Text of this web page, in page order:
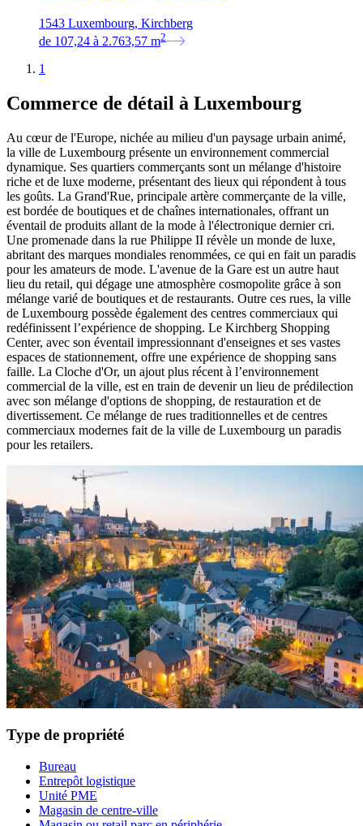
1543 Luxembourg, Kirchberg
de 107,24 à 2.763,57 m2
1
Commerce de détail à Luxembourg
Au cœur de l'Europe, nichée au milieu d'un paysage urbain animé,
la ville de Luxembourg présente un environnement commercial
dynamique. Ses quartiers commerçants sont un mélange d'histoire
riche et de luxe moderne, présentant des lieux qui répondent à tous
les goûts. La Grand'Rue, principale artère commerçante de la ville,
est bordée de boutiques et de chaînes internationales, offrant un
éventail de produits allant de la mode à l'électronique dernier cri.
Une promenade dans la rue Philippe II révèle un monde de luxe,
abritant des marques mondiales renommées, ce qui en fait un paradis
pour les amateurs de mode. L'avenue de la Gare est un autre haut
lieu du retail, qui dégage une atmosphère cosmopolite grâce à son
mélange varié de boutiques et de restaurants. Outre ces rues, la ville
de Luxembourg possède également des centres commerciaux qui
redéfinissent l’expérience de shopping. Le Kirchberg Shopping
Center, avec son éventail impressionnant d'enseignes et ses vastes
espaces de stationnement, offre une expérience de shopping sans
faille. La Cloche d'Or, un ajout plus récent à l’environnement
commercial de la ville, est en train de devenir un lieu de prédilection
avec son mélange d'options de shopping, de restauration et de
divertissement. Ce mélange de rues traditionnelles et de centres
commerciaux modernes fait de la ville de Luxembourg un paradis
pour les retailers.
Type de propriété
Bureau
Entrepôt logistique
Unité PME
Magasin de centre-ville